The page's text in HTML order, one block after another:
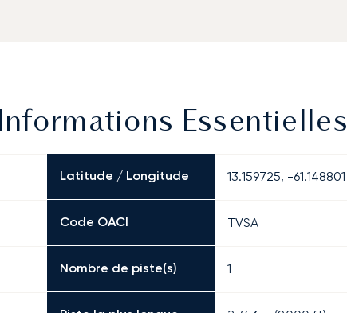
Essentielles
Latitude / Longitude 13.159725, -61.148801
Code OACI TVSA
Nombre de piste(s) 1